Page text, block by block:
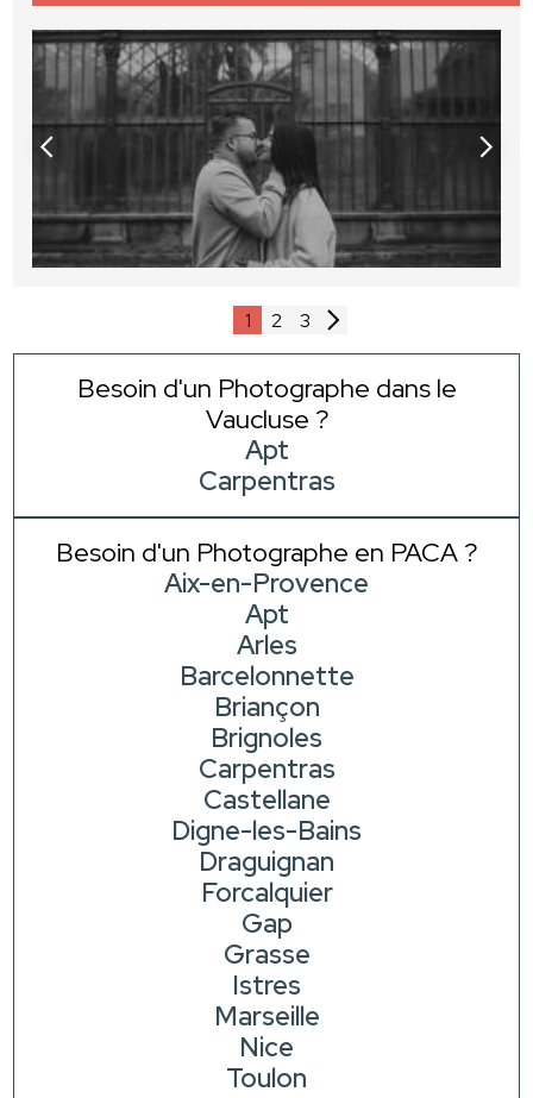
1 2 3
Besoin d'un Photographe dans le
Vaucluse ?
Apt
Carpentras
Besoin d'un Photographe en PACA ?
Aix-en-Provence
Apt
Arles
Barcelonnette
Briançon
Brignoles
Carpentras
Castellane
Digne-les-Bains
Draguignan
Forcalquier
Gap
Grasse
Istres
Marseille
Nice
Toulon